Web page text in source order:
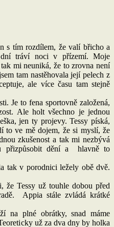
s tím rozdílem, že valí břicho a
tráví noci v přízemí. Moje
mi neuniká, že to zrovna není
tam nastěhovala její pelech z
ale více času tam stejně
Je to fena sportovně založená,
Ale holt všechno je jednou
jen ty projevy. Tessy píská,
to ve mě dojem, že si myslí, že
zkušenost a tak mi nezbývá
přizpůsobit dění a hlavně to
tak v porodnici ležely obě dvě.
že Tessy už touhle dobou před
Appia stále zvládá krátké
na plné obrátky, snad máme
už za dva dny by holka